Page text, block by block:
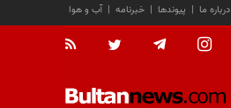
آب و هوا | خبرنامه | پیوندها | درباره ما